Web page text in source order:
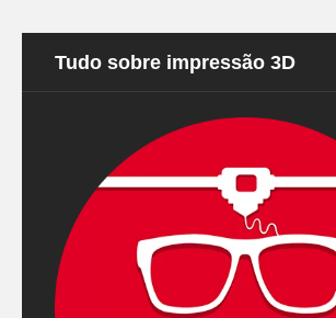
Tudo sobre impressão 3D